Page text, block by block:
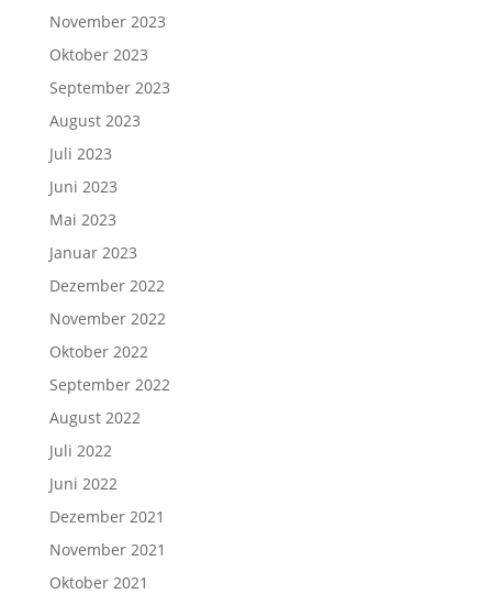
November 2023
Oktober 2023
September 2023
August 2023
Juli 2023
Juni 2023
Mai 2023
Januar 2023
Dezember 2022
November 2022
Oktober 2022
September 2022
August 2022
Juli 2022
Juni 2022
Dezember 2021
November 2021
Oktober 2021